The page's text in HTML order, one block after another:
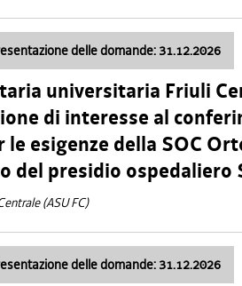
delle domande: 31.12.2026
universitaria Friuli
di interesse al
esigenze della SOC
del presidio ospedaliero
(ASU FC)
delle domande: 31.12.2026